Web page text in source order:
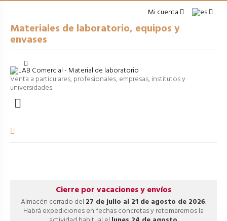
Mi cuenta
Materiales de laboratorio, equipos y
envases
Cerrar
arrow_right
USO GENERAL
arrow_right
ENVASES
arrow_right
VOLUMÉTRICO
Venta a particulares, profesionales, empresas, institutos y
universidades

Cierre por vacaciones y envíos
Almacén cerrado del 27 de julio al 21 de agosto de 2026.
Habrá expediciones en fechas concretas y retomaremos la